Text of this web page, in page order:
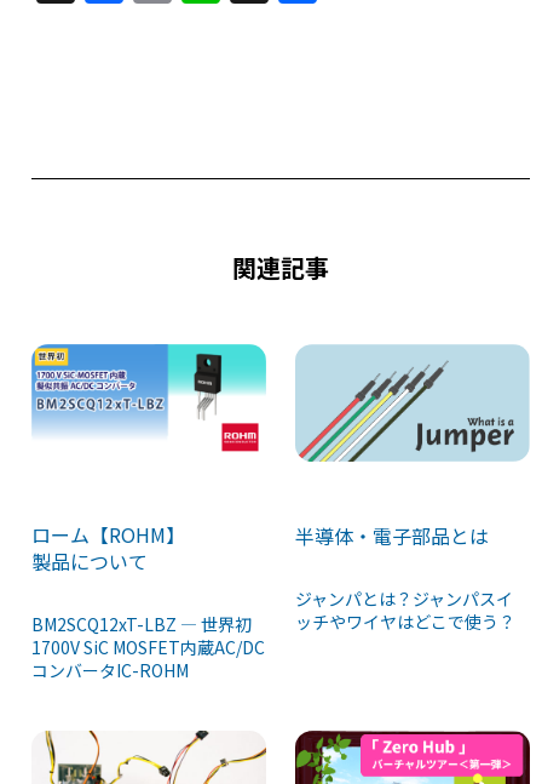
a
o
m n h
s
関連記事
ローム【ROHM】
製品について
BM2SCQ12xT-LBZ ― 世界初
1700V SiC MOSFET内蔵AC/DC
コンバータIC-ROHM
半導体・電子部品とは
ジャンパとは？ジャンパスイ
ッチやワイヤはどこで使う？